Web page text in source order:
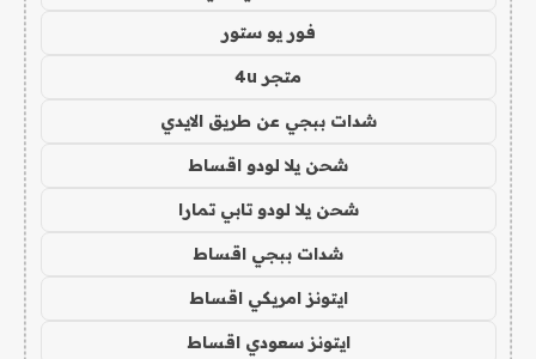
فور يو ستور
متجر 4u
شدات ببجي عن طريق الايدي
شحن يلا لودو اقساط
شحن يلا لودو تابي تمارا
شدات ببجي اقساط
ايتونز امريكي اقساط
ايتونز سعودي اقساط